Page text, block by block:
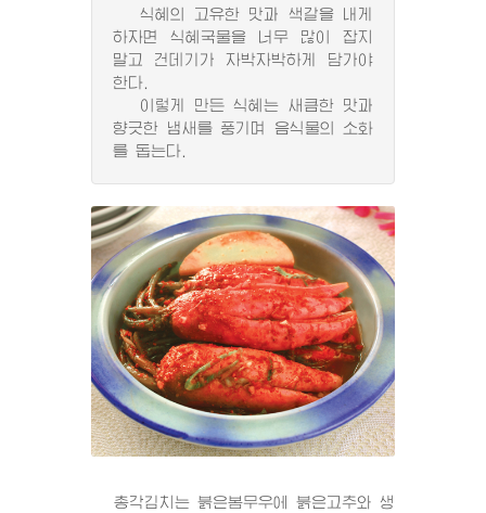
식혜의 고유한 맛과 색갈을 내게
하자면 식혜국물을 너무 많이 잡지
말고 건데기가 자박자박하게 담가야
한다.
이렇게 만든 식혜는 새큼한 맛과
향긋한 냄새를 풍기며 음식물의 소화
를 돕는다.
총각김치는 붉은봄무우에 붉은고추와 생